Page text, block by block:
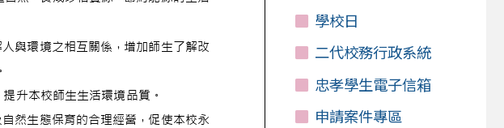
學校日
二代校務行政系統
忠孝學生電子信箱
申請案件專區